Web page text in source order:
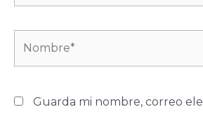
Guarda mi nombre, correo